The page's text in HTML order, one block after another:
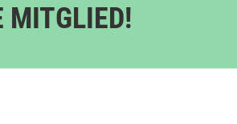
MITGLIED!